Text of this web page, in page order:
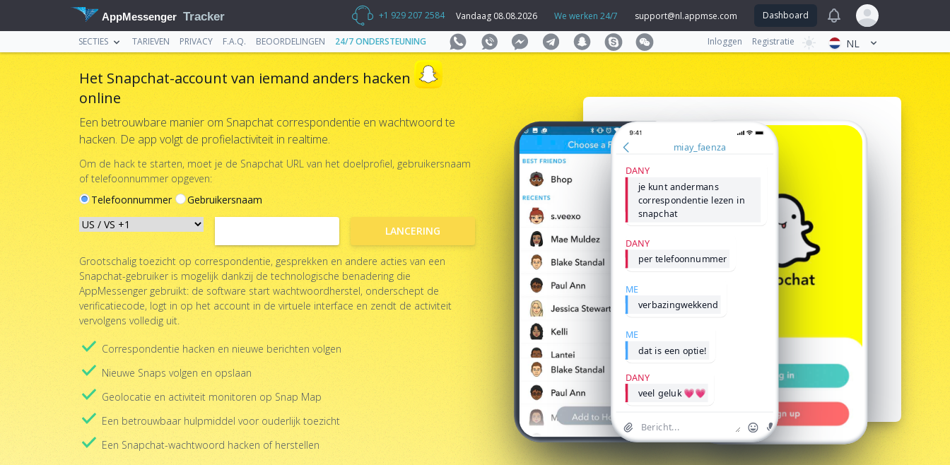
AppMessenger Tracker +1 929 207 2584 Vandaag 08.08.2026 We werken 24/7 support@nl.appmse.com Dashboard View notifications
Open user menu
SECTIES
TARIEVEN PRIVACY F.A.Q. BEOORDELINGEN 24/7 ONDERSTEUNING Inloggen Registratie NL
Het Snapchat-account van iemand anders hacken
online
Een betrouwbare manier om Snapchat correspondentie en wachtwoord te
hacken. De app volgt de profielactiviteit in realtime.
Om de hack te starten, moet je de Snapchat URL van het doelprofiel, gebruikersnaam
of telefoonnummer opgeven:
Telefoonnummer
Gebruikersnaam
LANCERING
Grootschalig toezicht op correspondentie, gesprekken en andere acties van een
Snapchat-gebruiker is mogelijk dankzij de technologische benadering die
AppMessenger gebruikt: de software start wachtwoordherstel, onderschept de
verificatiecode, logt in op het account in de virtuele interface en zendt de activiteit
vervolgens volledig uit.
Correspondentie hacken en nieuwe berichten volgen
Nieuwe Snaps volgen en opslaan
Geolocatie en activiteit monitoren op Snap Map
Een betrouwbaar hulpmiddel voor ouderlijk toezicht
Een Snapchat-wachtwoord hacken of herstellen
miay_faenza
DANY
je kunt andermans
correspondentie lezen in
snapchat
DANY
per telefoonnummer
ME
verbazingwekkend
ME
dat is een optie!
DANY
veel geluk 💗💗